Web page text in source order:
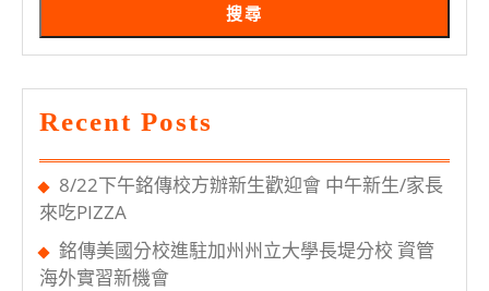
下
搜尋
Recent Posts
8/22下午銘傳校方辦新生歡迎會 中午新生/家長
來吃PIZZA
銘傳美國分校進駐加州州立大學長堤分校 資管
海外實習新機會